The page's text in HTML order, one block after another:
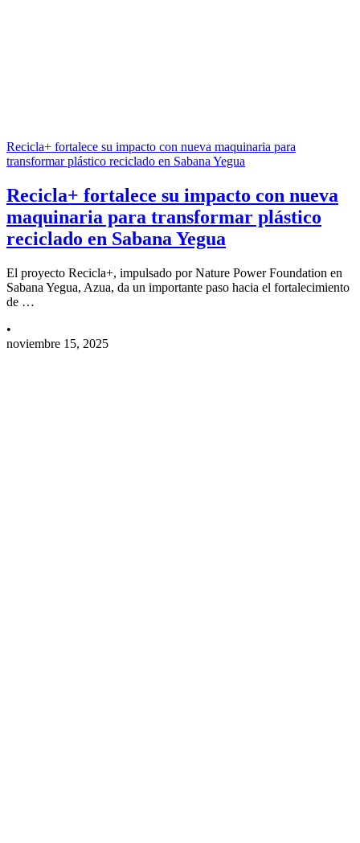
Recicla+ fortalece su impacto con nueva maquinaria para
transformar plástico reciclado en Sabana Yegua
Recicla+ fortalece su impacto con nueva
maquinaria para transformar plástico
reciclado en Sabana Yegua
El proyecto Recicla+, impulsado por Nature Power Foundation en
Sabana Yegua, Azua, da un importante paso hacia el fortalecimiento
de …
•
noviembre 15, 2025